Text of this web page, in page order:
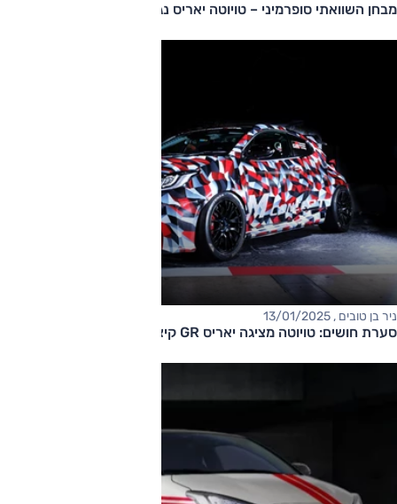
מבחן השוואתי סופרמיני – טויוטה יאריס נגד מאזדה 2
ניר בן טובים , 13/01/2025
סערת חושים: טויוטה מציגה יאריס GR קיצונית